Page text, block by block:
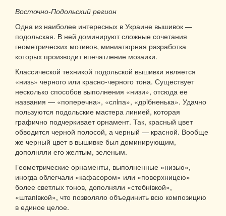
Восточно-Подольский регион
Одна из наиболее интересных в Украине вышивок —
подольская. В ней доминируют сложные сочетания
геометрических мотивов, миниатюрная разработка
которых производит впечатление мозаики.
Классической техникой подольской вышивки является
«низь» черного или красно-черного тона. Существует
несколько способов выполнения «низи», отсюда ее
названия — «поперечна», «слiпа», «дрiбненька». Удачно
пользуются подольские мастера линией, которая
графично подчеркивает орнамент. Так, красный цвет
обводится черной полосой, а черный — красной. Вообще
же черный цвет в вышивке был доминирующим,
дополняли его желтым, зеленым.
Геометрические орнаменты, выполненные «низью»,
иногда облегчали «кафасором» или «поверхницею»
более светлых тонов, дополняли «стебнiвкой»,
«штапiвкой», что позволяло объединить всю композицию
в единое целое.